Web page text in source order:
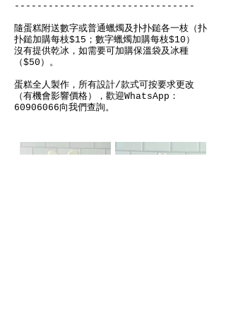
--------------------------------
隨蛋糕附送數字或普通蠟燭及扑扑鎚各一枝（扑
扑鎚加購每枝$15；數字蠟燭加購每枝$10）
沒有提供乾冰，如需要可加購保溫袋及冰種
（$50）。
蛋糕全人製作，所有設計/款式可按要求更改
（有機會影響價格），歡迎WhatsApp：
60906066向我們查詢。